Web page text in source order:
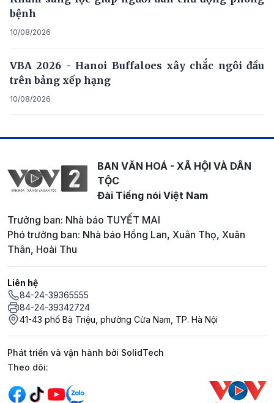
bệnh
10/08/2026
VBA 2026 - Hanoi Buffaloes xây chắc ngôi đầu
trên bảng xếp hạng
10/08/2026
BAN VĂN HOÁ - XÃ HỘI VÀ DÂN
TỘC
Đài Tiếng nói Việt Nam
Trưởng ban: Nhà báo TUYẾT MAI
Phó trưởng ban: Nhà báo Hồng Lan, Xuân Thọ, Xuân
Thân, Hoài Thu
Liên hệ
84-24-39365555
84-24-39342724
41-43 phố Bà Triệu, phường Cửa Nam, TP. Hà Nội
Phát triển và vận hành bởi SolidTech
Mạng xã hội
Theo dõi: